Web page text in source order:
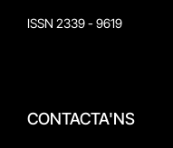
ISSN 2339 - 9619
CONTACTA'NS